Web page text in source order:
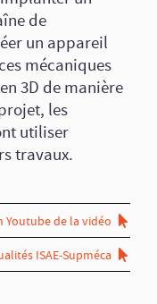
de
un appareil
mécaniques
3D de manière
les
utiliser
travaux.
Youtube de la vidéo
ISAE-Supméca